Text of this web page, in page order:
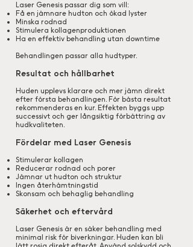
Laser Genesis passar dig som vill:
Få en jämnare hudton och ökad lyster
Minska rodnad
Stimulera kollagenproduktionen
Ha en effektiv behandling utan downtime
Behandlingen passar alla hudtyper.
Resultat och hållbarhet
Huden upplevs klarare och mer jämn direkt
efter första behandlingen. För bästa resultat
rekommenderas en kur. Effekten byggs upp
successivt och ger långsiktig förbättring av
hudkvaliteten.
Fördelar med Laser Genesis
Stimulerar kollagen
Reducerar rodnad och porer
Jämnar ut hudton och struktur
Ingen återhämtningstid
Skonsam och behaglig behandling
Säkerhet och eftervård
Laser Genesis är en säker behandling med
minimal risk för biverkningar. Huden kan bli